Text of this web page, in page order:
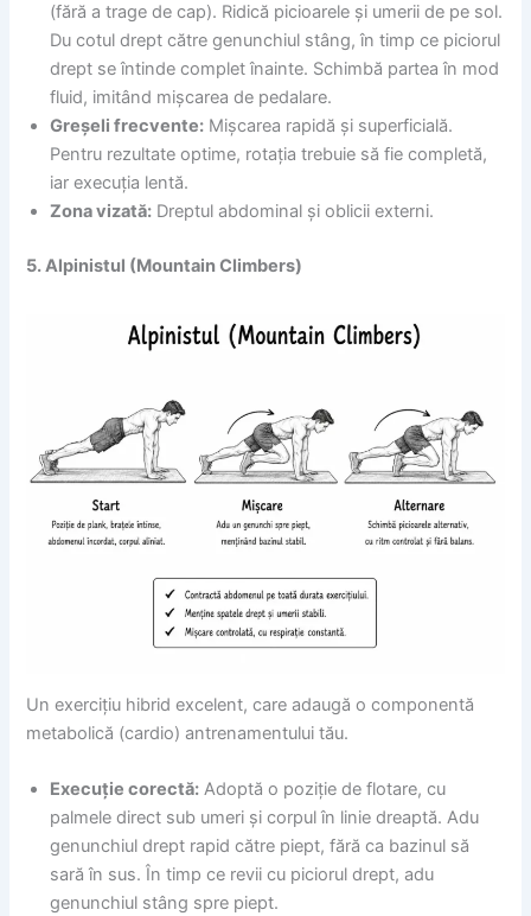
(fără a trage de cap). Ridică picioarele și umerii de pe sol.
Du cotul drept către genunchiul stâng, în timp ce piciorul
drept se întinde complet înainte. Schimbă partea în mod
fluid, imitând mișcarea de pedalare.
Greșeli frecvente: Mișcarea rapidă și superficială.
Pentru rezultate optime, rotația trebuie să fie completă,
iar execuția lentă.
Zona vizată: Dreptul abdominal și oblicii externi.
5. Alpinistul (Mountain Climbers)
Un exercițiu hibrid excelent, care adaugă o componentă
metabolică (cardio) antrenamentului tău.
Execuție corectă: Adoptă o poziție de flotare, cu
palmele direct sub umeri și corpul în linie dreaptă. Adu
genunchiul drept rapid către piept, fără ca bazinul să
sară în sus. În timp ce revii cu piciorul drept, adu
genunchiul stâng spre piept.